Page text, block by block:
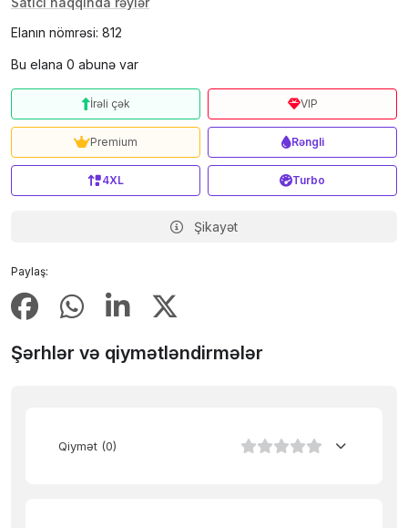
Elanın nömrəsi: 812
Bu elana 0 abunə var
Paylaş:
İrəli çək VIP
Premium Rəngli
4XL Turbo
Şikayət
Şərhlər və qiymətləndirmələr
Qiymət (0)